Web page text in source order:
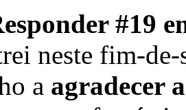
#19
neste fim-de-
a agradecer